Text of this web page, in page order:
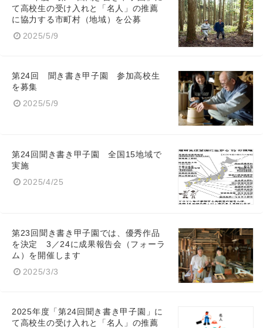
て高校生の受け入れと「名人」の推薦
に協力する市町村（地域）を公募
2025/5/9
第24回 聞き書き甲子園 参加高校生
を募集
2025/5/9
第24回聞き書き甲子園 全国15地域で
実施
2025/4/25
第23回聞き書き甲子園では、優秀作品
を決定 3／24に成果報告会（フォーラ
ム）を開催します
2025/3/3
2025年度「第24回聞き書き甲子園」に
て高校生の受け入れと「名人」の推薦
Japanese